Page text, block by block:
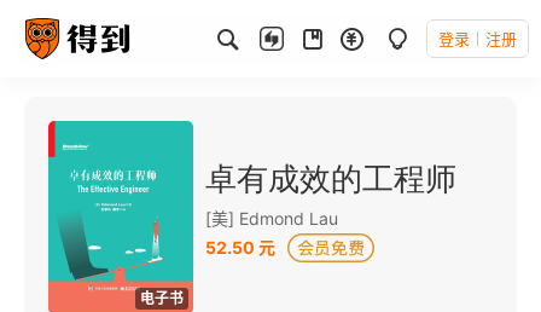
登录 注册
电子书
卓有成效的工程师
[美] Edmond Lau
52.50 元